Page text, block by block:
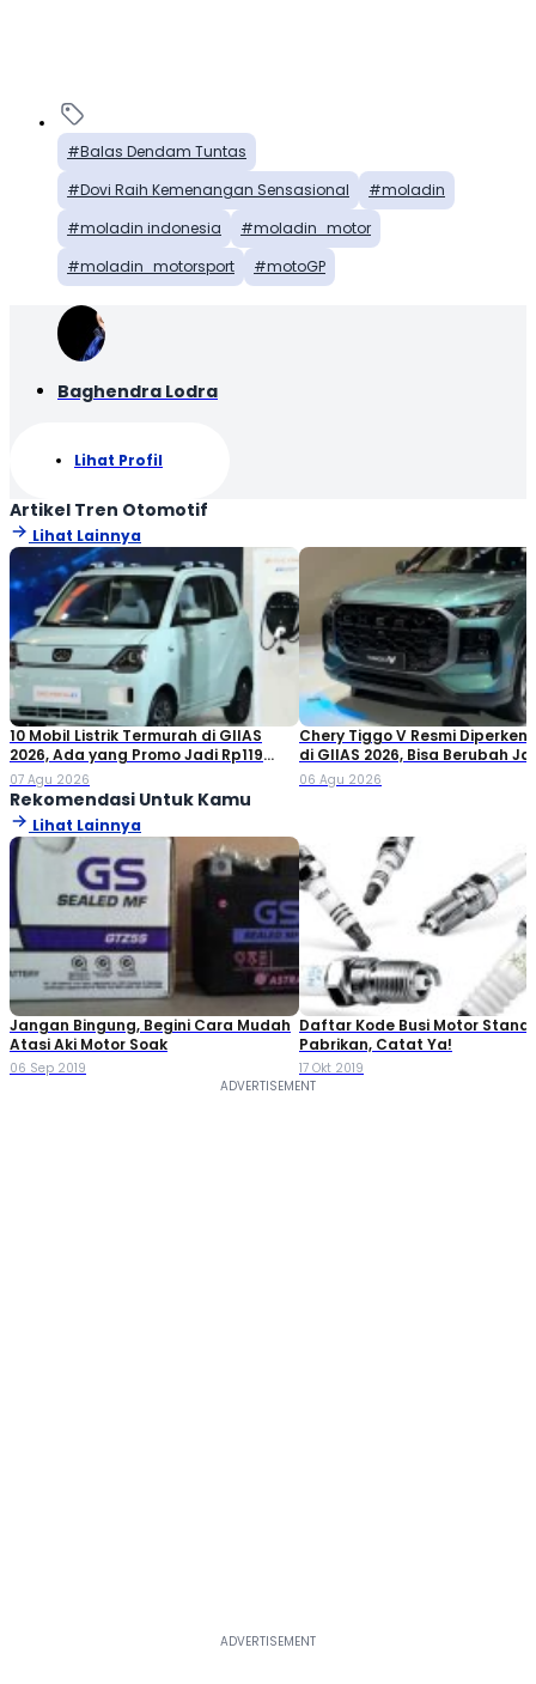
Balas Dendam Tuntas
Dovi Raih Kemenangan Sensasional
moladin
moladin indonesia
moladin_motor
moladin_motorsport
motoGP
Baghendra Lodra
Lihat Profil
Artikel Tren Otomotif
Lihat Lainnya
10 Mobil Listrik Termurah di GIIAS
2026, Ada yang Promo Jadi Rp119
Jutaan!
07 Agu 2026
Chery Tiggo V Resmi
di GIIAS 2026, Bisa Berubah
Double Cabin
06 Agu 2026
Rekomendasi Untuk Kamu
Lihat Lainnya
Jangan Bingung, Begini Cara Mudah
Atasi Aki Motor Soak
06 Sep 2019
Daftar Kode Busi Motor
Pabrikan, Catat Ya!
17 Okt 2019